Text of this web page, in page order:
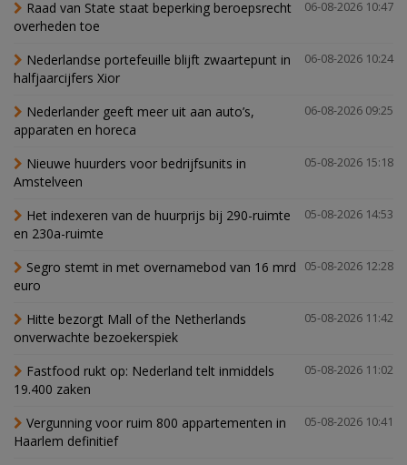
06-08-2026 10:47
Raad van State staat beperking beroepsrecht
overheden toe
06-08-2026 10:24
Nederlandse portefeuille blijft zwaartepunt in
halfjaarcijfers Xior
06-08-2026 09:25
Nederlander geeft meer uit aan auto’s,
apparaten en horeca
05-08-2026 15:18
Nieuwe huurders voor bedrijfsunits in
Amstelveen
05-08-2026 14:53
Het indexeren van de huurprijs bij 290-ruimte
en 230a-ruimte
05-08-2026 12:28
Segro stemt in met overnamebod van 16 mrd
euro
05-08-2026 11:42
Hitte bezorgt Mall of the Netherlands
onverwachte bezoekerspiek
05-08-2026 11:02
Fastfood rukt op: Nederland telt inmiddels
19.400 zaken
05-08-2026 10:41
Vergunning voor ruim 800 appartementen in
Haarlem definitief